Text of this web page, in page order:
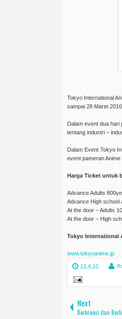
Tokyo International
sampai 28 Maret
Dalam event dua hari
tentang industri –
Dalam Event Tokyo
event pameran
Harga Ticket untuk
Advance Adults
Advance High school
At the door – Adults
At the door – High
Tokyo International
www.tokyoanime.jp
13.4.10
Next
Berkreasi dan